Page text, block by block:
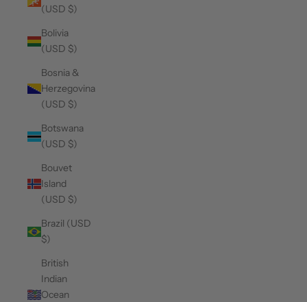
(USD $)
Bolivia
(USD $)
Bosnia &
Herzegovina
(USD $)
Botswana
(USD $)
Bouvet
Island
(USD $)
Brazil (USD
$)
British
Indian
Ocean